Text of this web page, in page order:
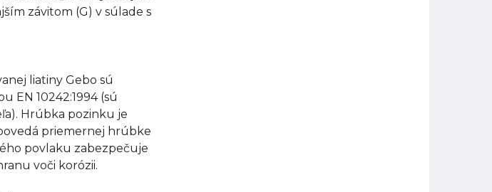
závitom (G) v súlade s
liatiny Gebo sú
EN 10242:1994 (sú
Hrúbka pozinku je
priemernej hrúbke
povlaku zabezpečuje
voči korózii.